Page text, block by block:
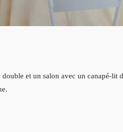
double et un salon avec un canapé-